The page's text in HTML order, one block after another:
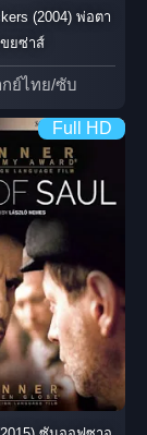
(2004) พ่อตา
ยซ่าส์
ย์ไทย/ซับ
Full HD